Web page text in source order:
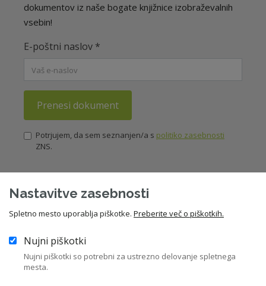
dokumentov iz naše bogate knjižnice izobraževalnih
vsebin!
E-poštni naslov *
Prenesi dokument
Potrjujem, da sem seznanjen/a s politiko zasebnosti
ZNS.
Priporočila in kodeksi
Pravni nasveti za člane ZNS
Nastavitve zasebnosti
Spletno mesto uporablja piškotke. Preberite več o piškotkih.
Nujni piškotki
Nujni piškotki so potrebni za ustrezno delovanje spletnega
mesta.